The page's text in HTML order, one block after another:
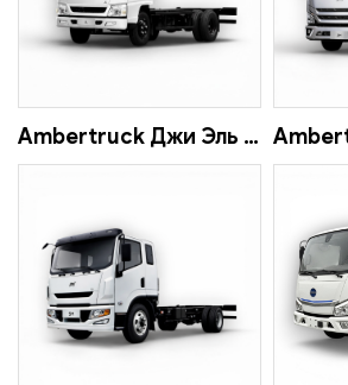
Ambertruck Джи Эль (JL)